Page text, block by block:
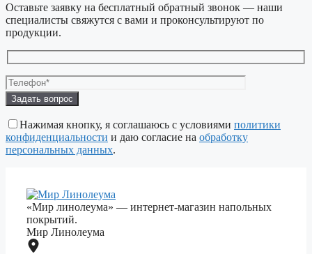
Оставьте заявку на бесплатный обратный звонок — наши
специалисты свяжутся с вами и проконсультируют по
продукции.
Оставьте
это
поле
пустым.
Нажимая кнопку, я соглашаюсь с условиями политики
конфиденциальности и даю согласие на обработку
персональных данных.
«Мир линолеума» — интернет-магазин напольных
покрытий.
Мир Линолеума